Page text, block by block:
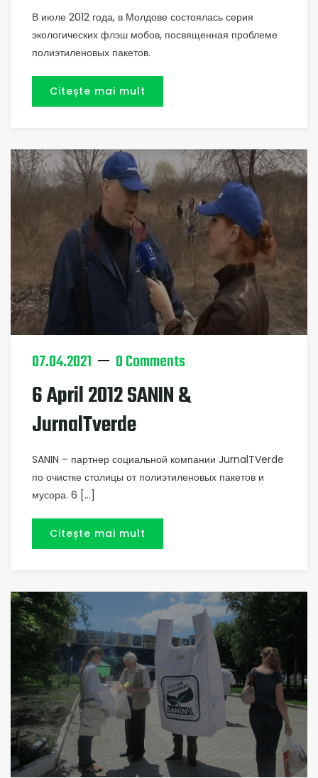
В июле 2012 года, в Молдове состоялась серия
экологических флэш мобов, посвященная проблеме
полиэтиленовых пакетов.
Citește mai mult
07.04.2021 0 Comments
6 April 2012 SANIN &
JurnalTverde
SANIN – партнер социальной компании JurnalTVerde
по очистке столицы от полиэтиленовых пакетов и
мусора. 6 […]
Citește mai mult